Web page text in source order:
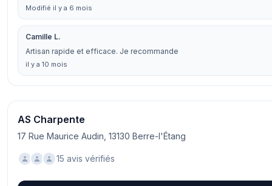
Modifié il y a 6 mois
Camille L.
Artisan rapide et efficace. Je recommande
il y a 10 mois
AS Charpente
17 Rue Maurice Audin, 13130 Berre-l'Étang
15 avis vérifiés